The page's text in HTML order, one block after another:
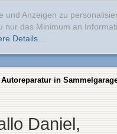
und Anzeigen zu
nur das Minimum an
Details...
Autoreparatur in
Daniel,